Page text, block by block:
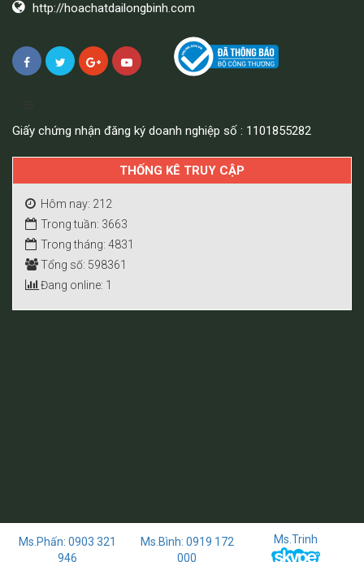
http://hoachatdailongbinh.com
Giấy chứng nhận đăng ký doanh nghiệp số : 1101855282
THỐNG KÊ TRUY CẬP
Hôm nay: 212
Trong tuần: 3663
Trong tháng: 4831
Tổng số: 598361
Đang online: 1
Ms.Phấn: 0903 321
946
Ms.Bình: 0919 172
000
Ms.Trinh